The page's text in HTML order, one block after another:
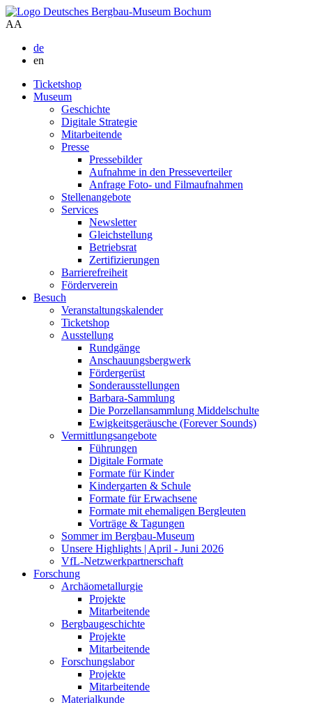
AA
de
en
Ticketshop
Museum
Geschichte
Digitale Strategie
Mitarbeitende
Presse
Pressebilder
Aufnahme in den Presseverteiler
Anfrage Foto- und Filmaufnahmen
Stellenangebote
Services
Newsletter
Gleichstellung
Betriebsrat
Zertifizierungen
Barrierefreiheit
Förderverein
Besuch
Veranstaltungskalender
Ticketshop
Ausstellung
Rundgänge
Anschauungsbergwerk
Fördergerüst
Sonderausstellungen
Barbara-Sammlung
Die Porzellansammlung Middelschulte
Ewigkeitsgeräusche (Forever Sounds)
Vermittlungsangebote
Führungen
Digitale Formate
Formate für Kinder
Kindergarten & Schule
Formate für Erwachsene
Formate mit ehemaligen Bergleuten
Vorträge & Tagungen
Sommer im Bergbau-Museum
Unsere Highlights | April - Juni 2026
VfL-Netzwerkpartnerschaft
Forschung
Archäometallurgie
Projekte
Mitarbeitende
Bergbaugeschichte
Projekte
Mitarbeitende
Forschungslabor
Projekte
Mitarbeitende
Materialkunde